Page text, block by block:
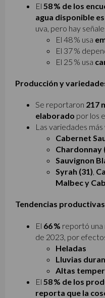
El 58 % de los
agua disponible
uva, pero hay
El 48 % usa
El 37 %
El 25 % usa
Producción y
Se reportaron 217
elaborado por los
Las variedades
Cabernet
Chardonnay
Sauvignon
Syrah (31),
Malbec y
Tendencias productivas
El 66 % reportó una
de 2023, por
Heladas
Lluvias
Altas
El 58 % de los
reporta que la